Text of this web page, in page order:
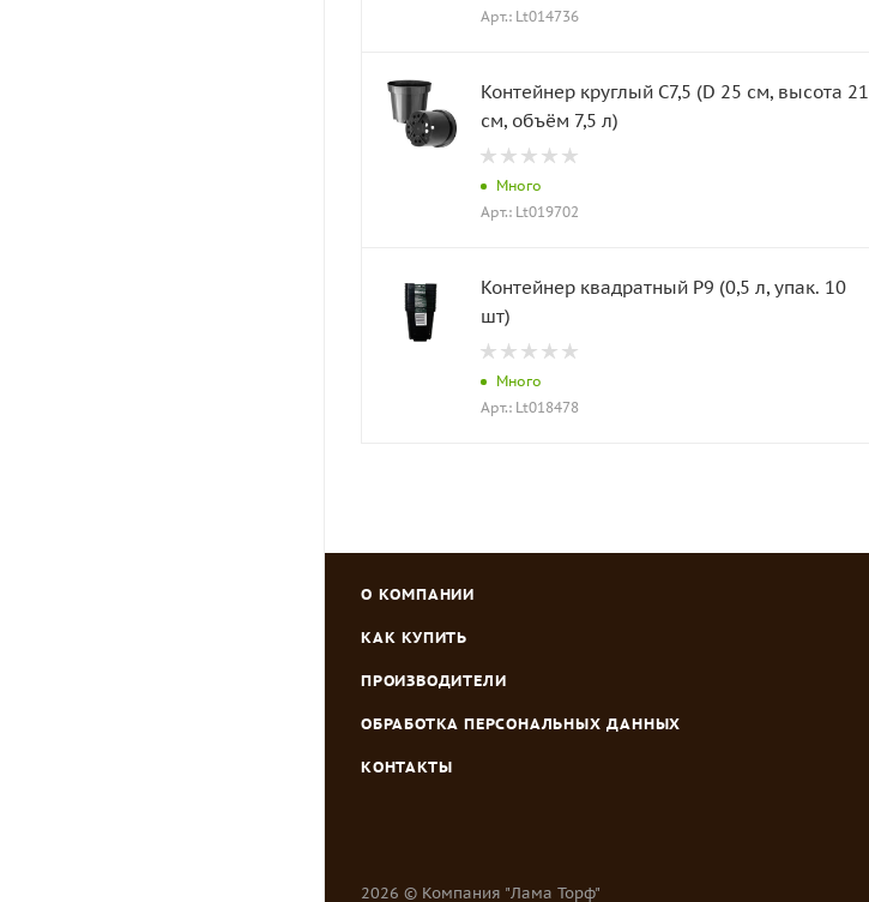
Арт.: Lt014736
Контейнер круглый С7,5 (D 25 см, высота 21
см, объём 7,5 л)
Много
Арт.: Lt019702
Контейнер квадратный Р9 (0,5 л, упак. 10
шт)
Много
Арт.: Lt018478
О КОМПАНИИ
КАК КУПИТЬ
ПРОИЗВОДИТЕЛИ
ОБРАБОТКА ПЕРСОНАЛЬНЫХ ДАННЫХ
КОНТАКТЫ
2026 © Компания "Лама Торф"